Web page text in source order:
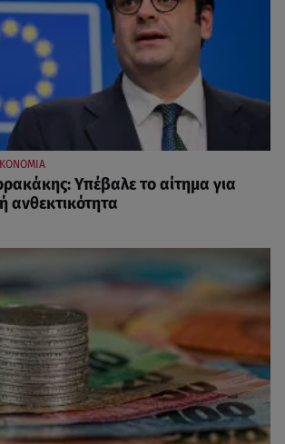
Υπέβαλε το αίτημα για
ανθεκτικότητα